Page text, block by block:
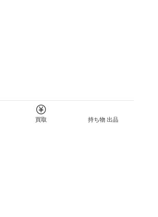
買取 持ち物 出品